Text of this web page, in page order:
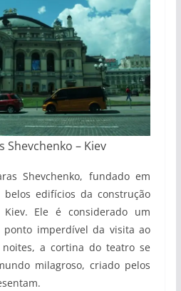
Shevchenko – Kiev
Shevchenko, fundado em
edifícios da construção
Kiev. Ele é considerado um
imperdível da visita ao
a cortina do teatro se
milagroso, criado pelos